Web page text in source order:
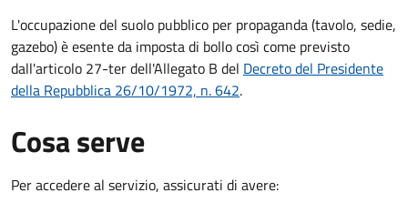
L'occupazione del suolo pubblico per propaganda (tavolo, sedie,
gazebo) è esente da imposta di bollo così come previsto
dall'articolo 27-ter dell'Allegato B del Decreto del Presidente
della Repubblica 26/10/1972, n. 642.
Cosa serve
Per accedere al servizio, assicurati di avere: